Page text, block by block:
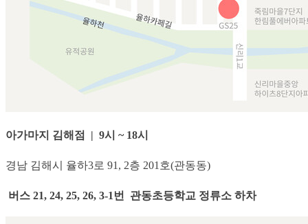
아가마지 김해점 | 9시 ~ 18시
경남 김해시 율하3로 91, 2층 201호(관동동)
버스 21, 24, 25, 26, 3-1번 관동초등학교 정류소 하차